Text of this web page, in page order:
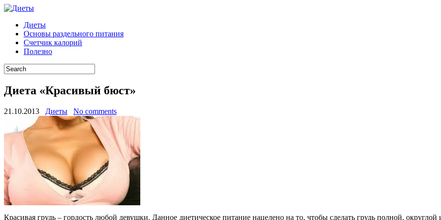
Диеты
Основы раздельного питания
Счетчик калорий
Полезно
Диета «Красивый бюст»
21.10.2013 Диеты No comments
Красивая грудь – гордость любой девушки. Данное диетическое питание нацелено на то, чтобы сделать грудь полной, округлой